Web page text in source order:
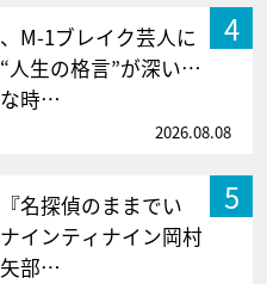
4
M-1ブレイク芸人に
人生の格言”が深い…
な時…
2026.08.08
5
名探偵のままでい
インティナイン岡村
部…